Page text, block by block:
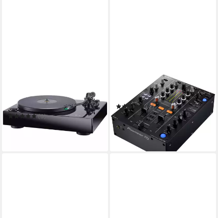
Magnat MTT 990 mit AT 95E
schwarz Plattenspieler
Plattenspieler
(5)
999,00 €
mtl. in 48 Raten
PIONEER DJ
Mischpult DJM-450
(2)
949,00 €
27,55 €mtl. in 48 Raten
in 5-6 Werktagen bei dir